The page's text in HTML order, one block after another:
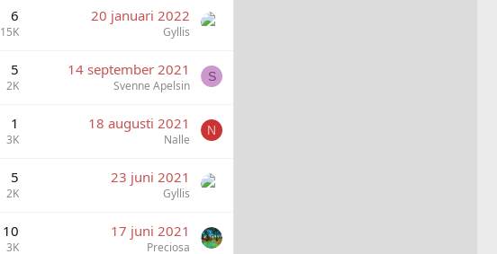
6
15K
20 januari 2022
Gyllis
5
2K
14 september 2021
Svenne Apelsin
S
1
3K
18 augusti 2021
Nalle
N
5
2K
23 juni 2021
Gyllis
10
3K
17 juni 2021
Preciosa